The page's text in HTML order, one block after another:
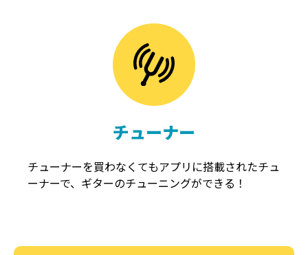
チューナー
チューナーを買わなくてもアプリに搭載されたチュ
ーナーで、ギターのチューニングができる！